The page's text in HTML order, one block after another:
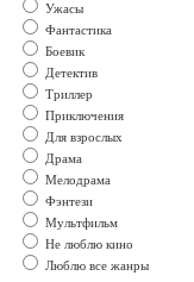
Ужасы
Фантастика
Боевик
Детектив
Триллер
Приключения
Для взрослых
Драма
Мелодрама
Фэнтези
Мультфильм
Не люблю кино
Люблю все жанры